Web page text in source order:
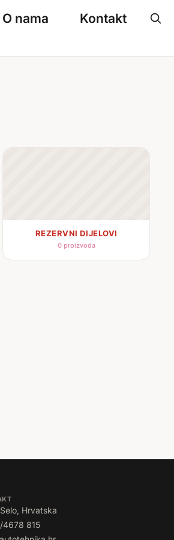
O nama Kontakt
REZERVNI DIJELOVI
0 proizvoda
Hrvatska
4678 815